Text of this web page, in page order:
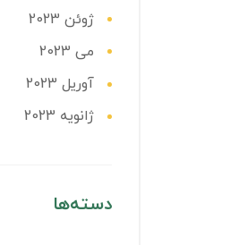
ژوئن 2023
می 2023
آوریل 2023
ژانویه 2023
دسته‌ها